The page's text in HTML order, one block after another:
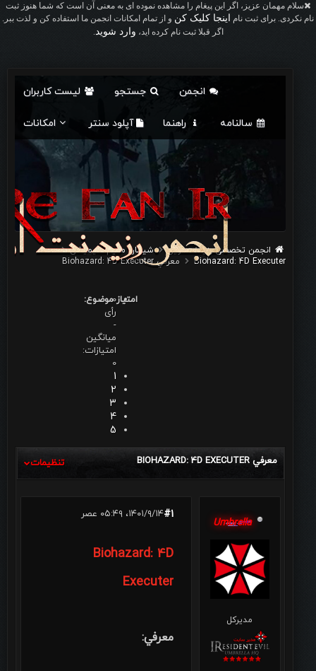
سلام مهمان عزیز، اگر این پیغام را مشاهده نموده ای به معنی آن است که شما هنوز ثبت
نام نکردی. برای ثبت نام
اینجا کلیک کن و از تمام امکانات انجمن ما استفاده کن و لذت ببر.
اگر قبلا ثبت نام کرده اید، وارد شوید.
انجمن جستجو لیست کاربران
سالنامه راهنما آپلود سنتر امکانات
انجمن تخصصی رزیدنت اویل
شيطان مقيم: انیمیشن
Biohazard: 4D Executer
معرفي Biohazard: 4D Executer
امتیاز موضوع:
0
رأی
-
میانگین
امتیازات:
0
1
2
3
4
5
تنظیمات معرفي BIOHAZARD: 4D EXECUTER
Umbrella
مدیرکل
#1۱۴۰۱/۹/۱۴، ۰۵:۴۹ عصر
Biohazard: 4D
Executer
معرفي: